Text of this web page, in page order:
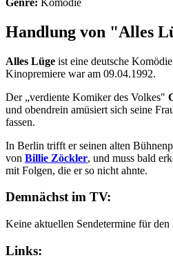
Handlung von "Alles
Alles Lüge ist eine deutsche
Kinopremiere war am 09.04.1992.
Der „verdiente Komiker des Volkes"
und obendrein amüsiert sich seine
fassen.
In Berlin trifft er seinen alten
von Billie Zöckler, und muss bald
mit Folgen, die er so nicht ahnte.
Demnächst im TV:
Keine aktuellen Sendetermine für
Links: